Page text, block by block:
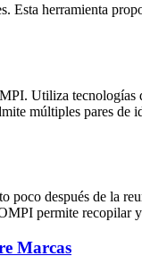
herramienta
Utiliza
múltiples pares
después de la
permite recopilar
Marcas